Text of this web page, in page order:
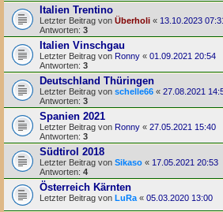
Italien Trentino
Letzter Beitrag von Überholi « 13.10.2023
Antworten: 3
Italien Vinschgau
Letzter Beitrag von Ronny « 01.09.2021 20:54
Antworten: 3
Deutschland Thüringen
Letzter Beitrag von schelle66 « 27.08.2021
Antworten: 3
Spanien 2021
Letzter Beitrag von Ronny « 27.05.2021 15:40
Antworten: 3
Südtirol 2018
Letzter Beitrag von Sikaso « 17.05.2021 20:53
Antworten: 4
Österreich Kärnten
Letzter Beitrag von LuRa « 05.03.2020 13:00